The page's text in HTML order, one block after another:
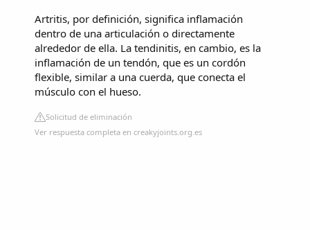
Artritis, por definición, significa inflamación
dentro de una articulación o directamente
alrededor de ella. La tendinitis, en cambio, es la
inflamación de un tendón, que es un cordón
flexible, similar a una cuerda, que conecta el
músculo con el hueso.
Solicitud de eliminación
Ver respuesta completa en creakyjoints.org.es